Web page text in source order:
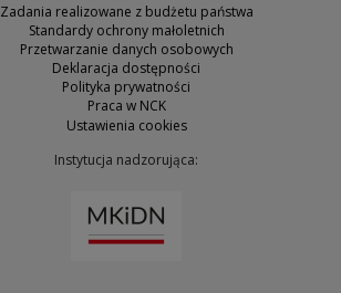
Zadania realizowane z budżetu państwa
Standardy ochrony małoletnich
Przetwarzanie danych osobowych
Deklaracja dostępności
Polityka prywatności
Praca w NCK
Ustawienia cookies
Instytucja nadzorująca: